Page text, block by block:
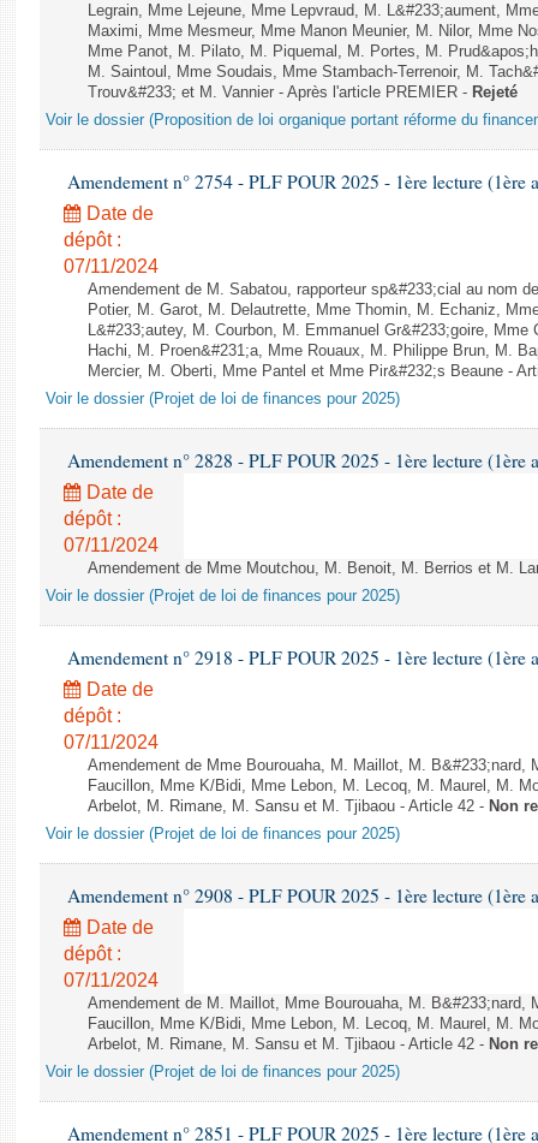
Legrain, Mme Lejeune, Mme Lepvraud, M. L&#233;aument,
Maximi, Mme Mesmeur, Mme Manon Meunier, M. Nilor, Mme
Mme Panot, M. Pilato, M. Piquemal, M. Portes, M.
M. Saintoul, Mme Soudais, Mme Stambach-Terrenoir, M.
Trouv&#233; et M. Vannier - Après l'article PREMIER - Rejeté
Voir le dossier (Proposition de loi organique portant réforme du
Amendement n° 2754 - PLF POUR 2025 - 1ère lecture (1ère
Date de
dépôt :
07/11/2024
Amendement de M. Sabatou, rapporteur sp&#233;cial au nom
Potier, M. Garot, M. Delautrette, Mme Thomin, M. Echaniz,
L&#233;autey, M. Courbon, M. Emmanuel Gr&#233;goire, Mme
Hachi, M. Proen&#231;a, Mme Rouaux, M. Philippe Brun, M.
Mercier, M. Oberti, Mme Pantel et Mme Pir&#232;s Beaune -
Voir le dossier (Projet de loi de finances pour 2025)
Amendement n° 2828 - PLF POUR 2025 - 1ère lecture (1ère
Date de
dépôt :
07/11/2024
Amendement de Mme Moutchou, M. Benoit, M. Berrios et M.
Voir le dossier (Projet de loi de finances pour 2025)
Amendement n° 2918 - PLF POUR 2025 - 1ère lecture (1ère
Date de
dépôt :
07/11/2024
Amendement de Mme Bourouaha, M. Maillot, M. B&#233;nard,
Faucillon, Mme K/Bidi, Mme Lebon, M. Lecoq, M. Maurel, M.
Arbelot, M. Rimane, M. Sansu et M. Tjibaou - Article 42 - Non
Voir le dossier (Projet de loi de finances pour 2025)
Amendement n° 2908 - PLF POUR 2025 - 1ère lecture (1ère
Date de
dépôt :
07/11/2024
Amendement de M. Maillot, Mme Bourouaha, M. B&#233;nard,
Faucillon, Mme K/Bidi, Mme Lebon, M. Lecoq, M. Maurel, M.
Arbelot, M. Rimane, M. Sansu et M. Tjibaou - Article 42 - Non
Voir le dossier (Projet de loi de finances pour 2025)
Amendement n° 2851 - PLF POUR 2025 - 1ère lecture (1ère